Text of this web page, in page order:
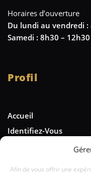
Afin de vous offrir une
Horaires d’ouverture
Du lundi au vendredi :
Samedi : 8h30 – 12h30
Profil
Accueil
Identifiez-Vous
Newsletter